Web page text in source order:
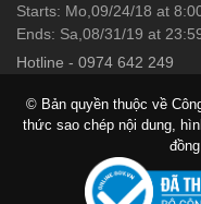
Starts: Mo,09/24/18 at
Ends: Sa,08/31/19 at
Hotline - 0974 642 249
© Bản quyền thuộc về
thức sao chép nội dung,